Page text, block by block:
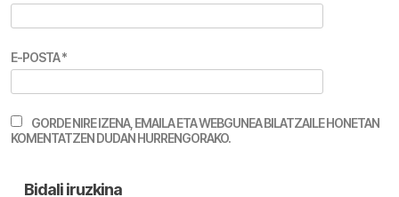
E-POSTA*
GORDE NIRE IZENA, EMAILA ETA WEBGUNEA BILATZAILE HONETAN
KOMENTATZEN DUDAN HURRENGORAKO.